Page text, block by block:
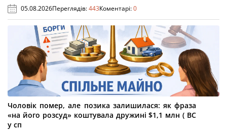
05.08.2026Переглядів:443Коментарі:0
Чоловік помер, але позика залишилася: як фраза
«на його розсуд» коштувала дружині $1,1 млн ( ВС
у сп